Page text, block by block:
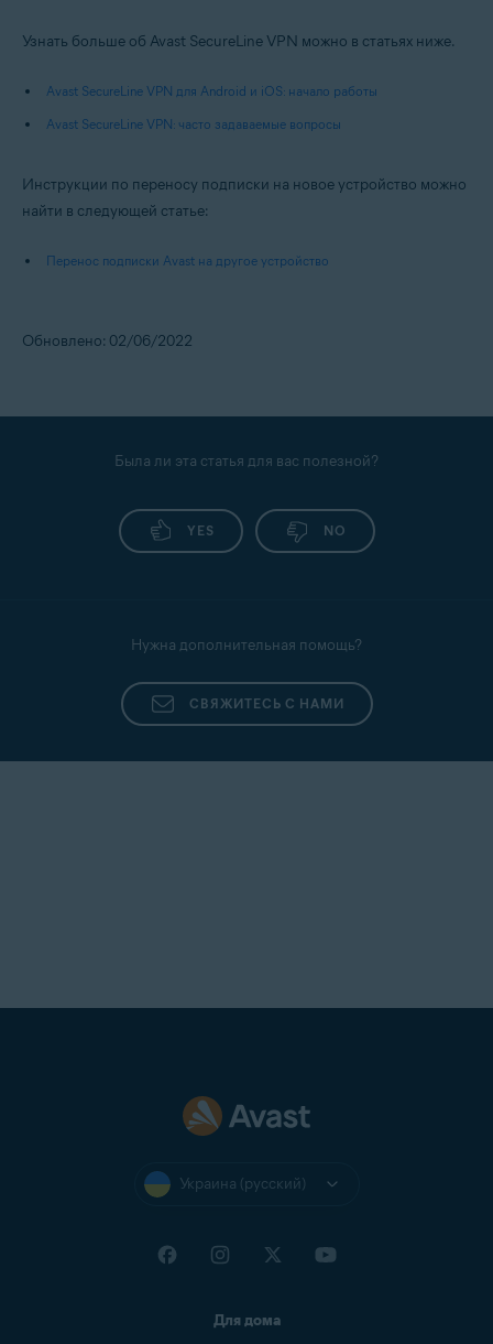
Узнать больше об Avast SecureLine VPN можно в статьях ниже.
Avast SecureLine VPN для Android и iOS: начало работы
Avast SecureLine VPN: часто задаваемые вопросы
Инструкции по переносу подписки на новое устройство можно
найти в следующей статье:
Перенос подписки Avast на другое устройство
Обновлено: 02/06/2022
Была ли эта статья для вас полезной?
YES NO
Нужна дополнительная помощь?
СВЯЖИТЕСЬ С НАМИ
Украина (русский)
Для дома